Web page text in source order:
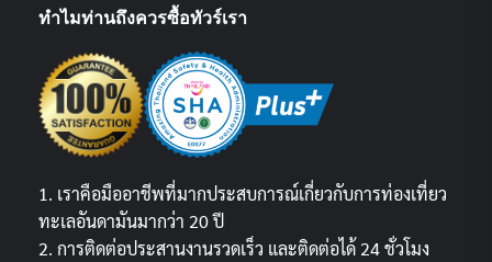
ทำไมท่านถึงควรซื้อทัวร์เรา
1. เราคือมืออาชีพที่มากประสบการณ์เกี่ยวกับการท่องเที่ยว
ทะเลอันดามันมากว่า 20 ปี
2. การติดต่อประสานงานรวดเร็ว และติดต่อได้ 24 ชั่วโมง